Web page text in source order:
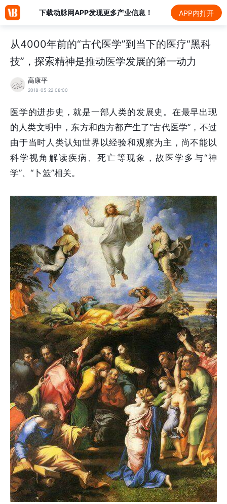
下载动脉网APP发现更多产业信息！ APP内打开
从4000年前的“古代医学”到当下的医疗“黑科
技”，探索精神是推动医学发展的第一动力
高康平
2018-05-22 08:00
医学的进步史，就是一部人类的发展史。在最早出现
的人类文明中，东方和西方都产生了“古代医学”，不过
由于当时人类认知世界以经验和观察为主，尚不能以
科学视角解读疾病、死亡等现象，故医学多与“神
学”、“卜筮”相关。